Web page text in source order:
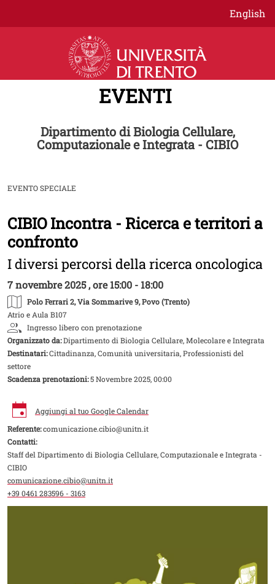
Salta al contenuto principale
English
EVENTI
Dipartimento di Biologia Cellulare,
Computazionale e Integrata - CIBIO
EVENTO SPECIALE
Image
CIBIO Incontra - Ricerca e territori a
confronto
I diversi percorsi della ricerca oncologica
7 novembre 2025 , ore 15:00 - 18:00
Polo Ferrari 2, Via Sommarive 9, Povo (Trento)
Atrio e Aula B107
Ingresso libero con prenotazione
Organizzato da:Dipartimento di Biologia Cellulare, Molecolare e Integrata
Destinatari:Cittadinanza, Comunità universitaria, Professionisti del
settore
Scadenza prenotazioni:5 Novembre 2025, 00:00
Aggiungi al tuo Google Calendar
Referente:comunicazione.cibio@unitn.it
Contatti:
Staff del Dipartimento di Biologia Cellulare, Computazionale e Integrata -
CIBIO
comunicazione.cibio@unitn.it
+39 0461 283596 - 3163